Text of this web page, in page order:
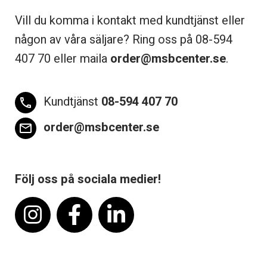
Vill du komma i kontakt med kundtjänst eller
någon av våra säljare? Ring oss på 08-594
407 70 eller maila order@msbcenter.se.
phone Kundtjänst 08-594 407 70
email order@msbcenter.se
Följ oss på sociala medier!